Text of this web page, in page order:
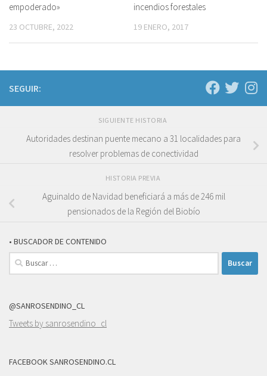
empoderado»
23 OCTUBRE, 2022
incendios forestales
19 ENERO, 2017
SEGUIR:
SIGUIENTE HISTORIA
Autoridades destinan puente mecano a 31 localidades para
resolver problemas de conectividad
HISTORIA PREVIA
Aguinaldo de Navidad beneficiará a más de 246 mil
pensionados de la Región del Biobío
• BUSCADOR DE CONTENIDO
Buscar:
@SANROSENDINO_CL
Tweets by sanrosendino_cl
FACEBOOK SANROSENDINO.CL